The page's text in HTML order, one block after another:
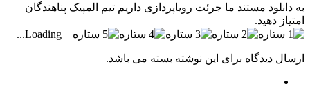
به دانلود مستند ما جرئت رویاپردازی داریم تیم المپیک پناهندگان
امتیاز دهید.
Loading...
ارسال دیدگاه برای این نوشته بسته می باشد.